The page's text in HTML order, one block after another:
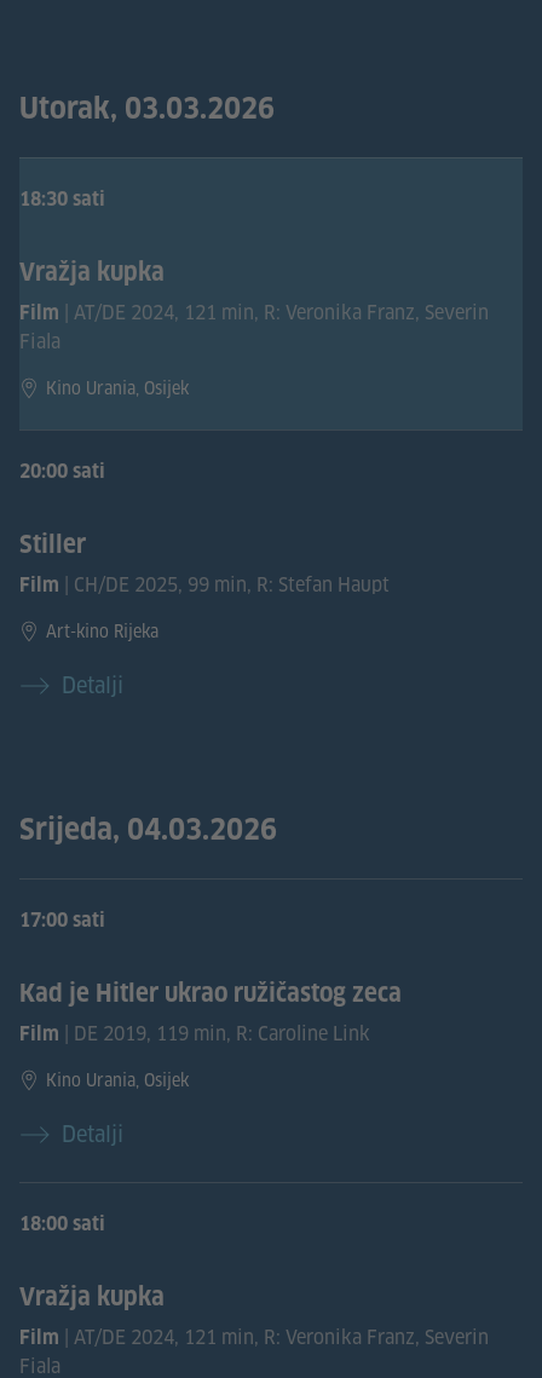
Utorak, 03.03.2026
18:30 sati
Vražja kupka
Film
| AT/DE 2024, 121 min, R: Veronika Franz, Severin
Fiala
Kino Urania, Osijek
20:00 sati
Stiller
Film | CH/DE 2025, 99 min, R: Stefan Haupt
Art-kino Rijeka
Detalji
Srijeda, 04.03.2026
17:00 sati
Kad je Hitler ukrao ružičastog zeca
Film | DE 2019, 119 min, R: Caroline Link
Kino Urania, Osijek
Detalji
18:00 sati
Vražja kupka
Film
| AT/DE 2024, 121 min, R: Veronika Franz, Severin
Fiala